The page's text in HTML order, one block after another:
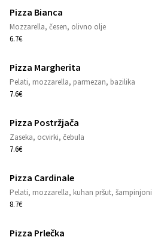
Pizza Bianca
Mozzarella, česen, olivno olje
6.7€
Pizza Margherita
Pelati, mozzarella, parmezan, bazilika
7.6€
Pizza Postržjača
Zaseka, ocvirki, čebula
7.6€
Pizza Cardinale
Pelati, mozzarella, kuhan pršut, šampinjoni
8.7€
Pizza Prlečka